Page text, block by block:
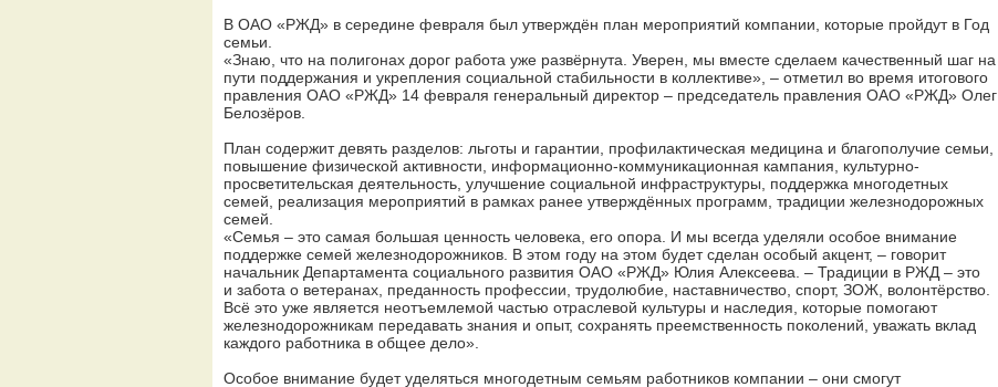
В ОАО «РЖД» в середине февраля был утверждён план мероприятий компании, которые пройдут в Год
семьи.
«Знаю, что на полигонах дорог работа уже развёрнута. Уверен, мы вместе сделаем качественный шаг на
пути поддержания и укрепления социальной стабильности в коллективе», – отметил во время итогового
правления ОАО «РЖД» 14 февраля генеральный директор – председатель правления ОАО «РЖД» Олег
Белозёров.
План содержит девять разделов: льготы и гарантии, профилактическая медицина и благополучие семьи,
повышение физической активности, информационно-коммуникационная кампания, культурно-
просветительская деятельность, улучшение социальной инфраструктуры, поддержка многодетных
семей, реализация мероприятий в рамках ранее утверждённых программ, традиции железнодорожных
семей.
«Семья – это самая большая ценность человека, его опора. И мы всегда уделяли особое внимание
поддержке семей железнодорожников. В этом году на этом будет сделан особый акцент, – говорит
начальник Департамента социального развития ОАО «РЖД» Юлия Алексеева. – Традиции в РЖД – это
и забота о ветеранах, преданность профессии, трудолюбие, наставничество, спорт, ЗОЖ, волонтёрство.
Всё это уже является неотъемлемой частью отраслевой культуры и наследия, которые помогают
железнодорожникам передавать знания и опыт, сохранять преемственность поколений, уважать вклад
каждого работника в общее дело».
Особое внимание будет уделяться многодетным семьям работников компании – они смогут